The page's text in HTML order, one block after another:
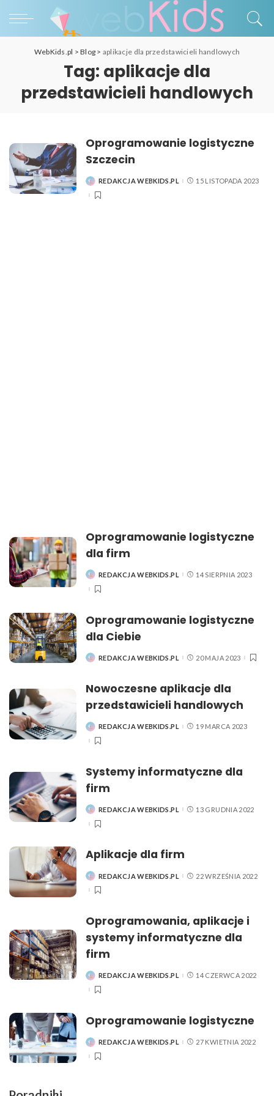
WebKids.pl >Blog > aplikacje dla przedstawicieli handlowych
Tag: aplikacje dla
przedstawicieli handlowych
Oprogramowanie logistyczne
Szczecin
POSTED
REDAKCJA WEBKIDS.PL 15 LISTOPADA 2023
Oprogramowanie logistyczne
dla firm
POSTED
REDAKCJA WEBKIDS.PL 14 SIERPNIA 2023
Oprogramowanie logistyczne
dla Ciebie
POSTED
REDAKCJA WEBKIDS.PL 20 MAJA 2023
Nowoczesne aplikacje dla
przedstawicieli handlowych
POSTED
REDAKCJA WEBKIDS.PL 19 MARCA 2023
Systemy informatyczne dla
firm
POSTED
REDAKCJA WEBKIDS.PL 13 GRUDNIA 2022
Aplikacje dla firm
POSTED
REDAKCJA WEBKIDS.PL 22 WRZEŚNIA 2022
Oprogramowania, aplikacje i
systemy informatyczne dla
firm
POSTED
REDAKCJA WEBKIDS.PL 14 CZERWCA 2022
Oprogramowanie logistyczne
POSTED
REDAKCJA WEBKIDS.PL 27 KWIETNIA 2022